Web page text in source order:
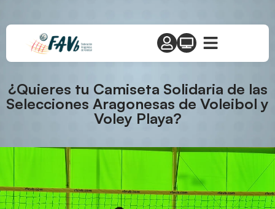
¿Quieres tu Camiseta Solidaria de las
Selecciones Aragonesas de Voleibol y
Voley Playa?